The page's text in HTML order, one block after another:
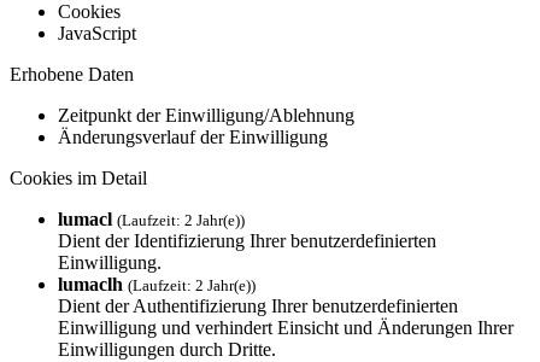
Cookies
JavaScript
Erhobene Daten
Zeitpunkt der Einwilligung/Ablehnung
Änderungsverlauf der Einwilligung
Cookies im Detail
lumacl (Laufzeit: 2 Jahr(e))
Dient der Identifizierung Ihrer benutzerdefinierten
Einwilligung.
lumaclh (Laufzeit: 2 Jahr(e))
Dient der Authentifizierung Ihrer benutzerdefinierten
Einwilligung und verhindert Einsicht und Änderungen Ihrer
Einwilligungen durch Dritte.